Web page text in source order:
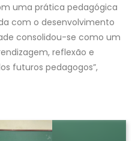
uma prática pedagógica
com o desenvolvimento
consolidou-se como um
reflexão e
futuros pedagogos”,